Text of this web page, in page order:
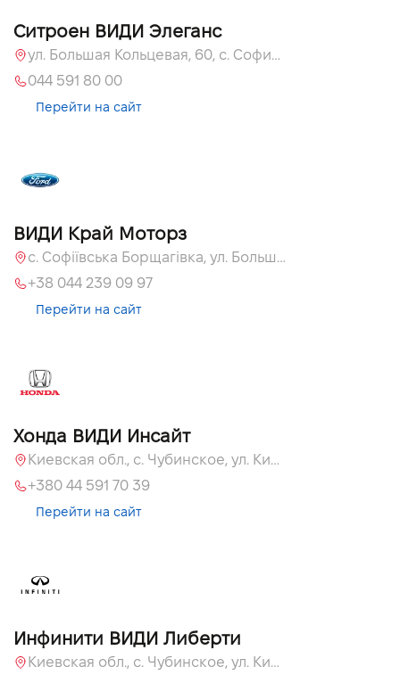
Ситроен ВИДИ Элеганс
ул. Большая Кольцевая, 60, с. Софиевская Борщаговка, Киевская обл., 08131
044 591 80 00
Перейти на сайт
ВИДИ Край Моторз
с. Софіївська Борщагівка, ул. Большая Кольцевая, 60а
+38 044 239 09 97
Перейти на сайт
Хонда ВИДИ Инсайт
Киевская обл., c. Чубинское, ул. Киевская, 55
+380 44 591 70 39
Перейти на сайт
Инфинити ВИДИ Либерти
Киевская обл., c. Чубинское, ул. Киевская, 51